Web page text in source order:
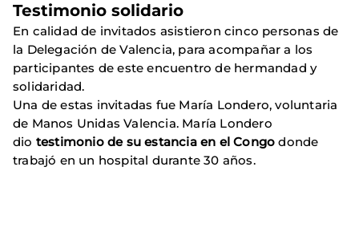
Testimonio solidario
En calidad de invitados asistieron cinco personas de
la Delegación de Valencia, para acompañar a los
participantes de este encuentro de hermandad y
solidaridad.
Una de estas invitadas fue María Londero, voluntaria
de Manos Unidas Valencia. María Londero
dio testimonio de su estancia en el Congo donde
trabajó en un hospital durante 30 años.